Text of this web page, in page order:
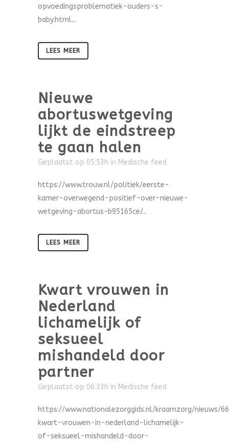
opvoedingsproblematiek-ouders-s-
baby.html...
LEES MEER
Nieuwe
abortuswetgeving
lijkt de eindstreep
te gaan halen
Geplaatst op 05:53h in Medische feed
https://www.trouw.nl/politiek/eerste-
kamer-overwegend-positief-over-nieuwe-
wetgeving-abortus~b95165ce/...
LEES MEER
Kwart vrouwen in
Nederland
lichamelijk of
seksueel
mishandeld door
partner
Geplaatst op 06:33h in Medische feed
https://www.nationalezorggids.nl/kraamzorg/nieuws/
kwart-vrouwen-in-nederland-lichamelijk-
of-seksueel-mishandeld-door-